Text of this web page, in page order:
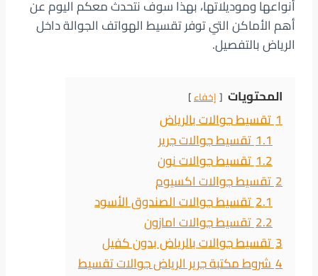
أنواعها وموديلاتها، بهذا سوف نتحدث معكم اليوم عن
أهم الأماكن التي توفر تقسيط الهواتف الجوالة داخل
الرياض بالتفصيل.
المحتويات إخفاء
1تقسيط جوالات بالرياض
1.1تقسيط جوالات جرير
1.2تقسيط جوالات نون
2تقسيط جوالات اكسيوم
2.1تقسيط جوالات الصندوق الأسود
2.2تقسيط جوالات امازون
3تقسيط جوالات بالرياض بدون كفيل
4شروط مكتبة جرير الرياض جوالات تقسيط